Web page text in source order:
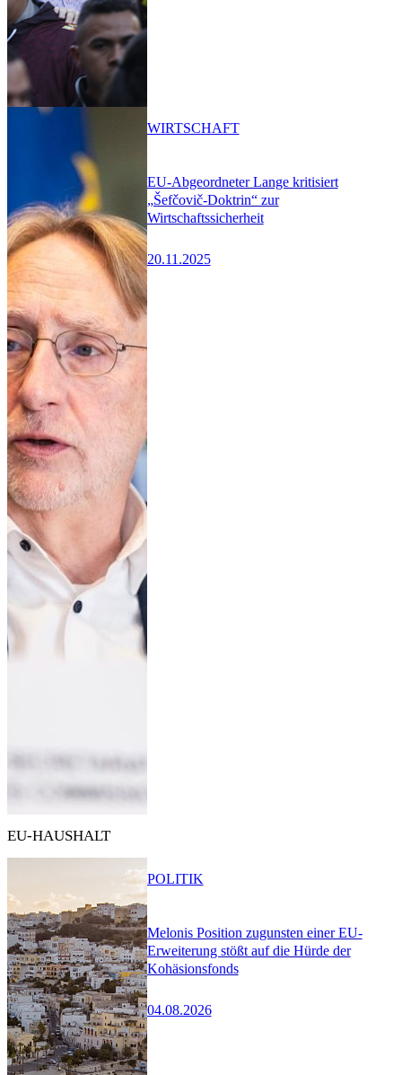
EU-Abgeordneter Lange kritisiert
„Šefčovič-Doktrin“ zur
Wirtschaftssicherheit
20.11.2025
WIRTSCHAFT
EU-HAUSHALT
Melonis Position zugunsten einer EU-
Erweiterung stößt auf die Hürde der
Kohäsionsfonds
04.08.2026
POLITIK